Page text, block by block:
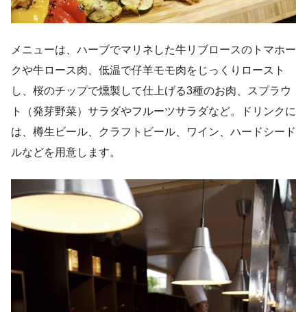
メニューは、ハーブでマリネした牛リブロースのトマホー
クや牛ロース肉、低温で仔羊モモ肉をじっくりロースト
し、桜のチップで燻製して仕上げる3種のお肉、スプラウ
ト（発芽野菜）サラダやフルーツサラダなど。ドリンクに
は、樽生ビール、クラフトビール、ワイン、ハードシード
ルなどを用意します。